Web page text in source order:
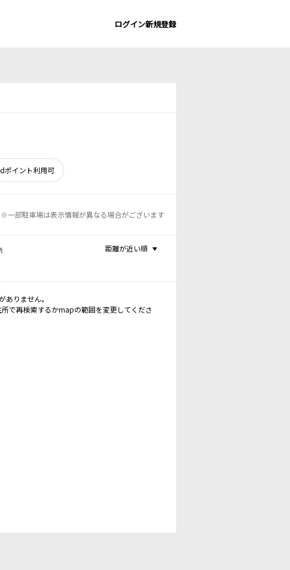
ログイン新規登録
dポイント利用可
※一部駐車場は表示情報が異なる場合がございます
距離が近い順
ありません。
で再検索するかmapの範囲を変更してくださ